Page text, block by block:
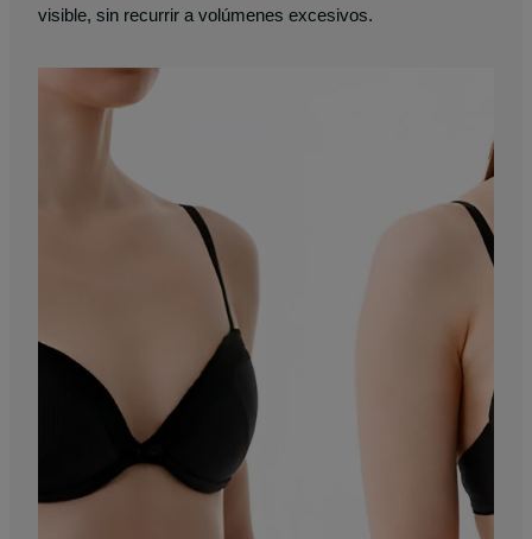
visible, sin recurrir a volúmenes excesivos.